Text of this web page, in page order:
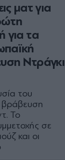
ματ για
για τα
Ντράγκι
του
Το
σε
και οι